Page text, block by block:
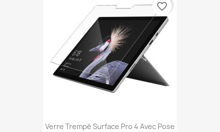
Verre Trempé Surface Pro 4 Avec Pose
favorite_border